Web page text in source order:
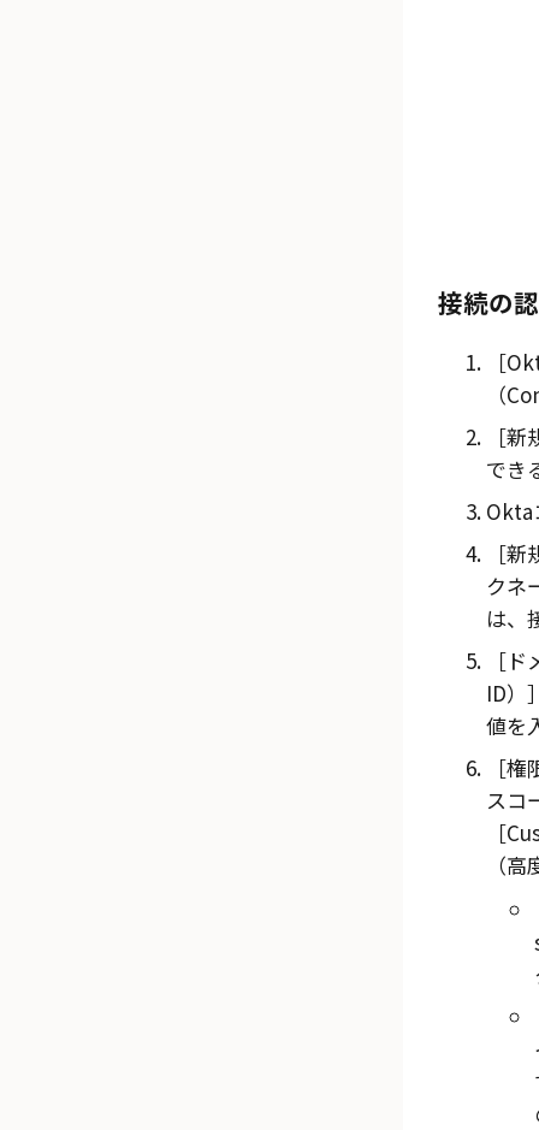
接続の
（
新
でき
Okta
新
クネ
は、
ド
ID）
値を
権
スコ
（